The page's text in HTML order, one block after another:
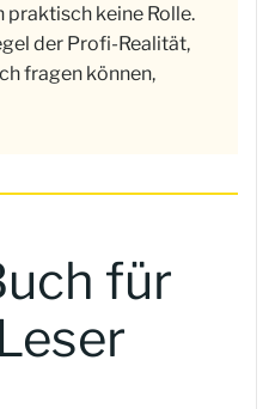
praktisch keine Rolle.
der Profi-Realität,
fragen können,
für